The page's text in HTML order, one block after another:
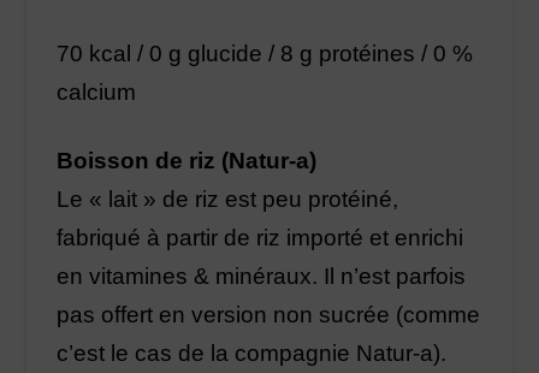
70 kcal / 0 g glucide / 8 g protéines / 0 %
calcium
Boisson de riz (Natur-a)
Le « lait » de riz est peu protéiné,
fabriqué à partir de riz importé et enrichi
en vitamines & minéraux. Il n’est parfois
pas offert en version non sucrée (comme
c’est le cas de la compagnie Natur-a).